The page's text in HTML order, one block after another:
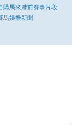
購馬來港前賽事片段
馬娛樂新聞